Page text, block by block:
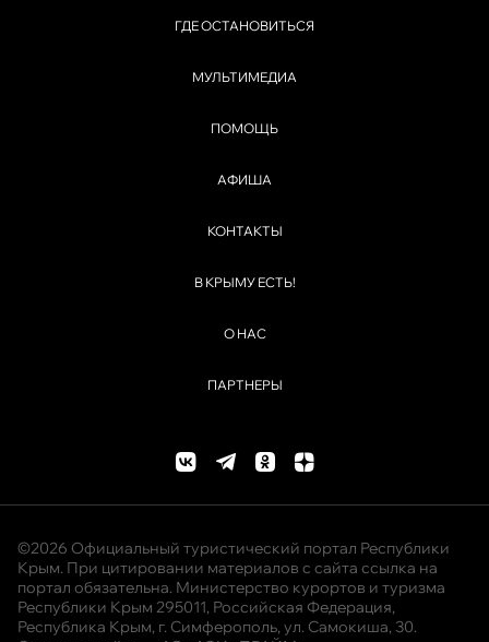
ГДЕ ОСТАНОВИТЬСЯ
МУЛЬТИМЕДИА
ПОМОЩЬ
АФИША
КОНТАКТЫ
В КРЫМУ ЕСТЬ!
О НАС
ПАРТНЕРЫ
©2026 Официальный туристический портал Республики
Крым. При цитировании материалов с сайта ссылка на
портал обязательна. Министерство курортов и туризма
Республики Крым 295011, Российская Федерация,
Республика Крым, г. Симферополь, ул. Самокиша, 30.